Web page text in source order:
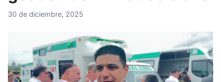
30 de diciembre, 2025